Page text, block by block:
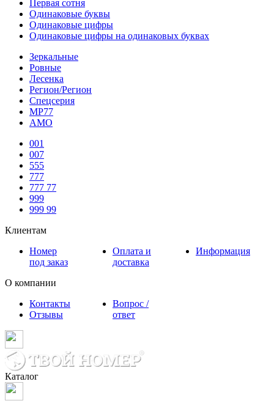
Первая сотня
Одинаковые буквы
Одинаковые цифры
Одинаковые цифры на одинаковых буквах
Зеркальные
Ровные
Лесенка
Регион/Регион
Спецсерия
МР77
АМО
001
007
555
777
777 77
999
999 99
Клиентам
Номер
под заказ
Оплата и
доставка
Информация
О компании
Контакты
Отзывы
Вопрос /
ответ
Каталог